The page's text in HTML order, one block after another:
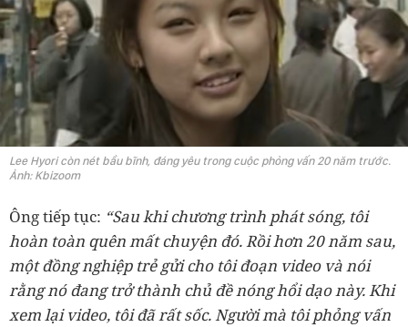
Lee Hyori còn nét bầu bĩnh, đáng yêu trong cuộc phỏng vấn 20 năm trước.
Ảnh: Kbizoom
Ông tiếp tục: “Sau khi chương trình phát sóng, tôi
hoàn toàn quên mất chuyện đó. Rồi hơn 20 năm sau,
một đồng nghiệp trẻ gửi cho tôi đoạn video và nói
rằng nó đang trở thành chủ đề nóng hổi dạo này.Khi
xem lại video, tôi đã rất sốc. Người mà tôi phỏng vấn